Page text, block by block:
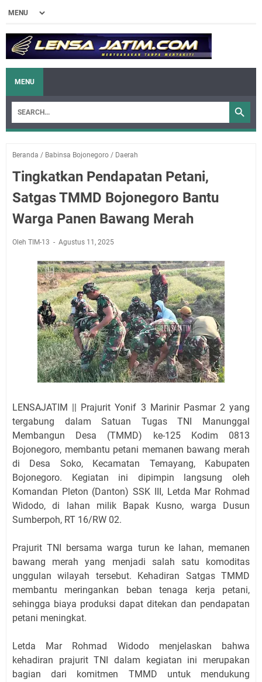
MENU
Beranda / Babinsa Bojonegoro / Daerah
Tingkatkan Pendapatan Petani,
Satgas TMMD Bojonegoro Bantu
Warga Panen Bawang Merah
Oleh TIM-13 Agustus 11, 2025
LENSAJATIM || Prajurit Yonif 3 Marinir Pasmar 2 yang
tergabung dalam Satuan Tugas TNI Manunggal
Membangun Desa (TMMD) ke-125 Kodim 0813
Bojonegoro, membantu petani memanen bawang merah
di Desa Soko, Kecamatan Temayang, Kabupaten
Bojonegoro. Kegiatan ini dipimpin langsung oleh
Komandan Pleton (Danton) SSK III, Letda Mar Rohmad
Widodo, di lahan milik Bapak Kusno, warga Dusun
Sumberpoh, RT 16/RW 02.
Prajurit TNI bersama warga turun ke lahan, memanen
bawang merah yang menjadi salah satu komoditas
unggulan wilayah tersebut. Kehadiran Satgas TMMD
membantu meringankan beban tenaga kerja petani,
sehingga biaya produksi dapat ditekan dan pendapatan
petani meningkat.
Letda Mar Rohmad Widodo menjelaskan bahwa
kehadiran prajurit TNI dalam kegiatan ini merupakan
bagian dari komitmen TMMD untuk mendukung